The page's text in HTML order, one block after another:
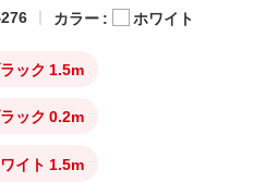
カラー : ホワイト
ック 1.5m
ック 0.2m
イト 1.5m